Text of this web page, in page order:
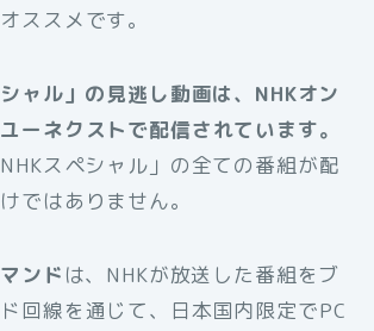
ススメです。
シャル」の見逃し動画は、NHKオン
ーネクストで配信されています。
スペシャル」の全ての番組が配
ではありません。
ンド は、NHKが放送した番組をブ
回線を通じて、日本国内限定でPC